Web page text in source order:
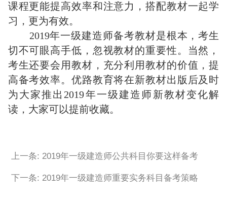
课程更能提高效率和注意力，搭配教材一起学
习，更为有效。
2019年一级建造师备考教材是根本，考生
切不可眼高手低，忽视教材的重要性。当然，
考生还要会用教材，充分利用教材的价值，提
高备考效率。优路教育将在新教材出版后及时
为大家推出2019年一级建造师新教材变化解
读，大家可以提前收藏。
上一条: 2019年一级建造师公共科目你要这样备考
下一条: 2019年一级建造师重要实务科目备考策略